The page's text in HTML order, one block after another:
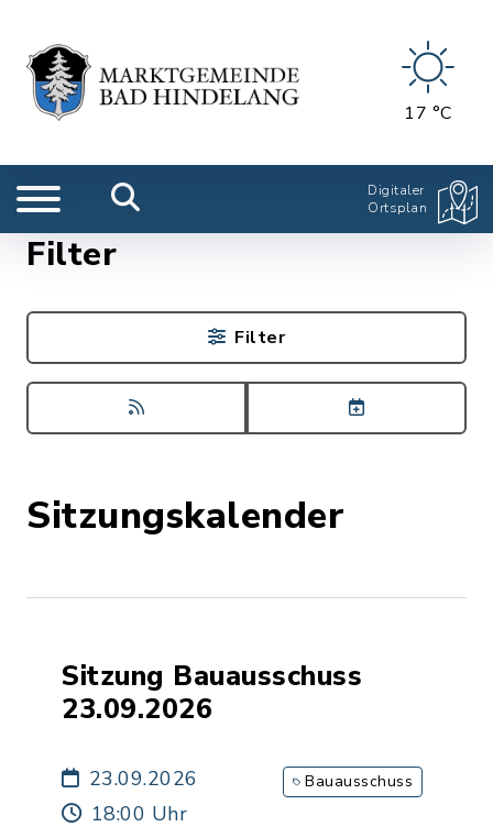
17 °C
Digitaler
Ortsplan
Sitzungskalender
Sitzung Bauausschuss
23.09.2026
23.09.2026
18:00 Uhr
Bauausschuss
Filter
Filter